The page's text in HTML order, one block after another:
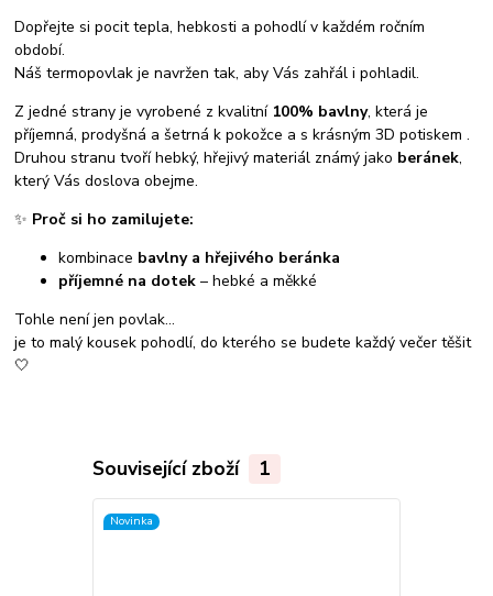
Dopřejte si pocit tepla, hebkosti a pohodlí v každém ročním
období.
Náš termopovlak je navržen tak, aby Vás zahřál i pohladil.
Z jedné strany je vyrobené z kvalitní 100% bavlny, která je
příjemná, prodyšná a šetrná k pokožce a s krásným 3D potiskem .
Druhou stranu tvoří hebký, hřejivý materiál známý jako beránek,
který Vás doslova obejme.
✨ Proč si ho zamilujete:
kombinace bavlny a hřejivého beránka
příjemné na dotek – hebké a měkké
Tohle není jen povlak…
je to malý kousek pohodlí, do kterého se budete každý večer těšit
🤍
Související zboží 1
Novinka